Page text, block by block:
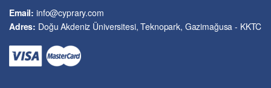
Kriminoloji ve Güvenlik
Kütüphane-Arşiv-Müze
Matematik ve İstatistik
Email:info@cyprary.com
Adres: Doğu Akdeniz Üniversitesi, Teknopark, Gazimağusa - KKTC